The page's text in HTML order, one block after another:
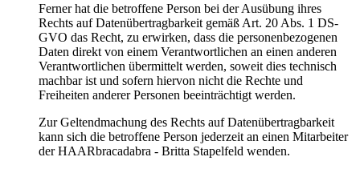
Ferner hat die betroffene Person bei der Ausübung ihres
Rechts auf Datenübertragbarkeit gemäß Art. 20 Abs. 1 DS-
GVO das Recht, zu erwirken, dass die personenbezogenen
Daten direkt von einem Verantwortlichen an einen anderen
Verantwortlichen übermittelt werden, soweit dies technisch
machbar ist und sofern hiervon nicht die Rechte und
Freiheiten anderer Personen beeinträchtigt werden.
Zur Geltendmachung des Rechts auf Datenübertragbarkeit
kann sich die betroffene Person jederzeit an einen Mitarbeiter
der HAARbracadabra - Britta Stapelfeld wenden.